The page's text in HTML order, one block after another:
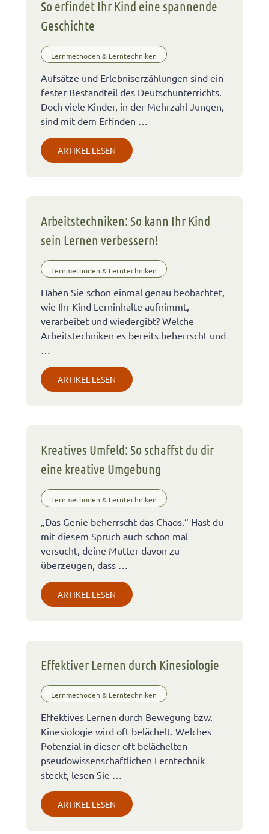
So erfindet Ihr Kind eine spannende
Geschichte
Lernmethoden & Lerntechniken
Aufsätze und Erlebniserzählungen sind ein
fester Bestandteil des Deutschunterrichts.
Doch viele Kinder, in der Mehrzahl Jungen,
sind mit dem Erfinden …
ARTIKEL LESEN
Arbeitstechniken: So kann Ihr Kind
sein Lernen verbessern!
Lernmethoden & Lerntechniken
Haben Sie schon einmal genau beobachtet,
wie Ihr Kind Lerninhalte aufnimmt,
verarbeitet und wiedergibt? Welche
Arbeitstechniken es bereits beherrscht und
…
ARTIKEL LESEN
Kreatives Umfeld: So schaffst du dir
eine kreative Umgebung
Lernmethoden & Lerntechniken
„Das Genie beherrscht das Chaos.“ Hast du
mit diesem Spruch auch schon mal
versucht, deine Mutter davon zu
überzeugen, dass …
ARTIKEL LESEN
Effektiver Lernen durch Kinesiologie
Lernmethoden & Lerntechniken
Effektives Lernen durch Bewegung bzw.
Kinesiologie wird oft belächelt. Welches
Potenzial in dieser oft belächelten
pseudowissenschaftlichen Lerntechnik
steckt, lesen Sie …
ARTIKEL LESEN